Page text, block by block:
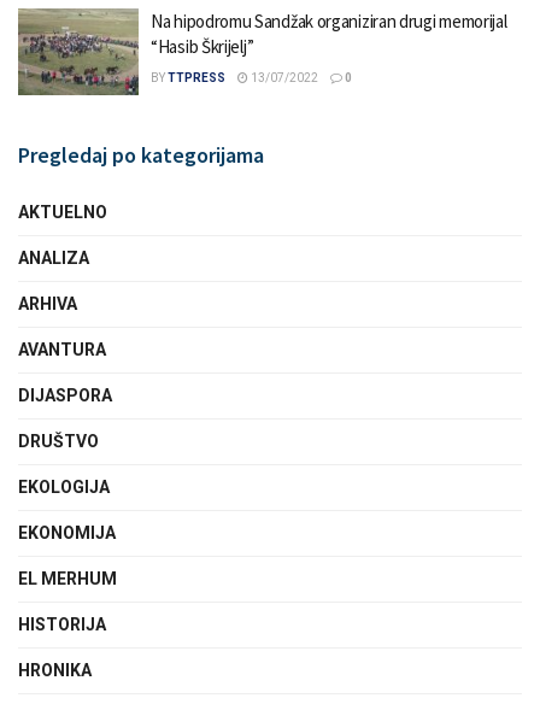
Na hipodromu Sandžak organiziran drugi memorijal
“Hasib Škrijelj”
BYTTPRESS 13/07/2022 0
Pregledaj po kategorijama
AKTUELNO
ANALIZA
ARHIVA
AVANTURA
DIJASPORA
DRUŠTVO
EKOLOGIJA
EKONOMIJA
EL MERHUM
HISTORIJA
HRONIKA